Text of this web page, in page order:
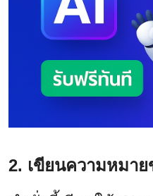
2. เขียนความหมา